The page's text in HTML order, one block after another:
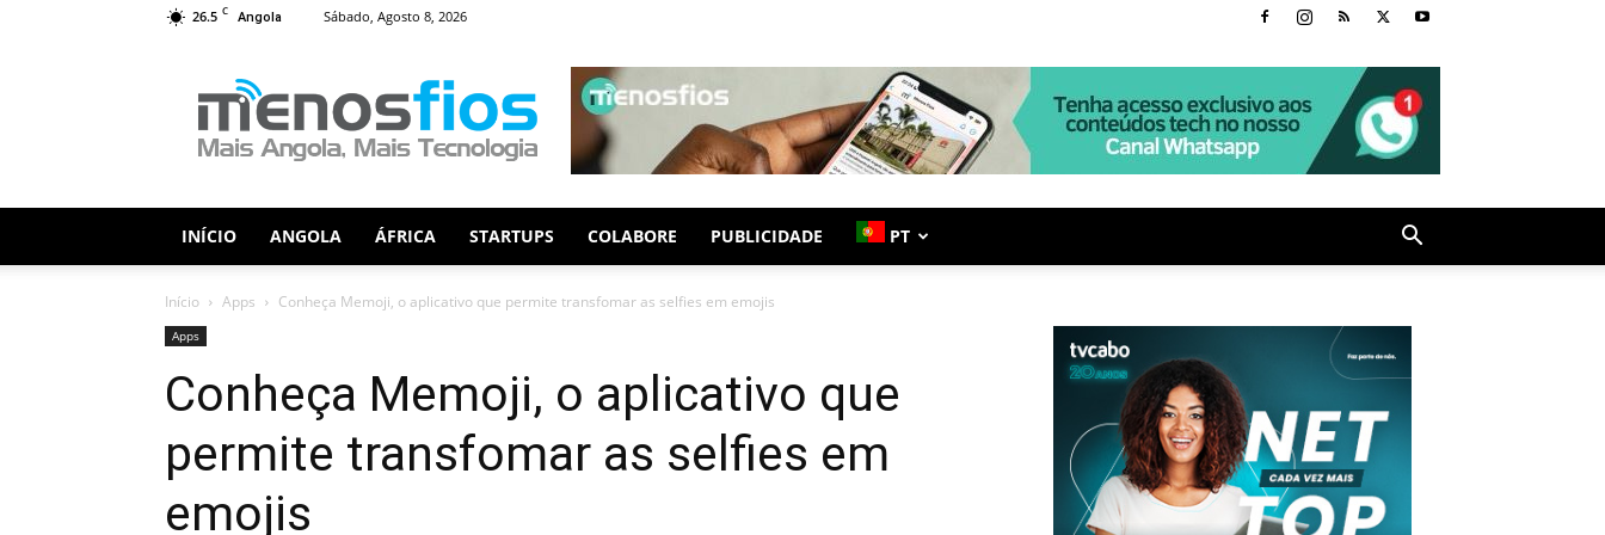
26.5 C Angola Sábado, Agosto 8, 2026
Fios
INÍCIO ANGOLA ÁFRICA STARTUPS COLABORE PUBLICIDADE PT
Início Apps Conheça Memoji, o aplicativo que permite transfomar as selfies em emojis
Apps
Conheça Memoji, o aplicativo que
permite transfomar as selfies em
emojis